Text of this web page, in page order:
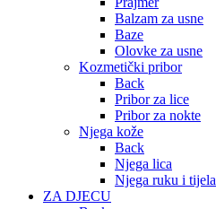
Balzam za usne
Baze
Olovke za usne
Kozmetički pribor
Back
Pribor za lice
Pribor za nokte
Njega kože
Back
Njega lica
Njega ruku i tijela
ZA DJECU